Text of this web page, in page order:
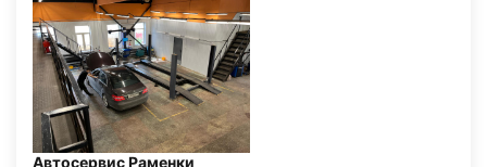
Автосервис Раменки